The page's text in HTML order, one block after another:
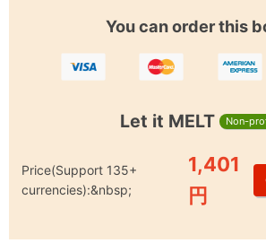
You can order this
Let it MELT Non-
Price(Support 135+
currencies):&nbsp;
1,401
円